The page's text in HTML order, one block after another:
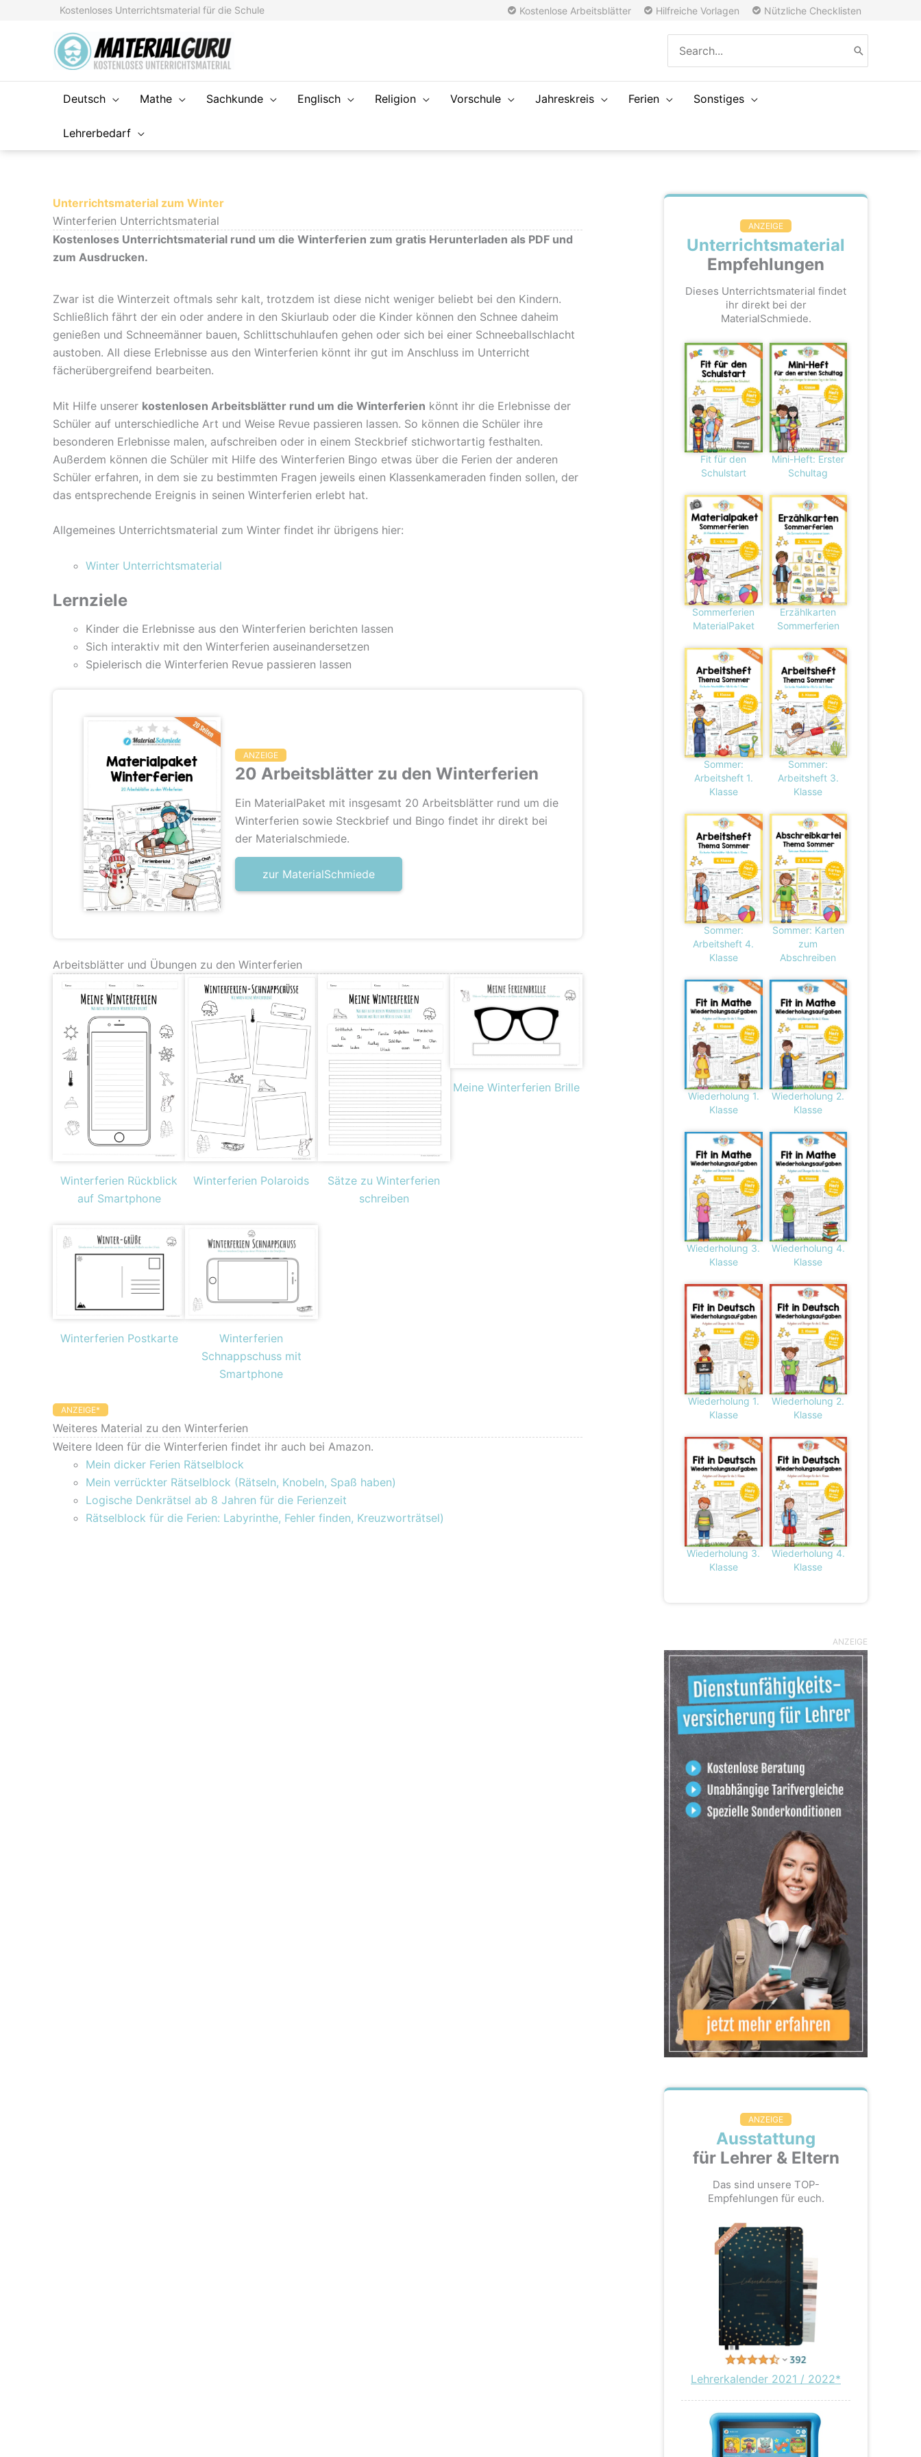
Kostenloses Unterrichtsmaterial für die Schule Kostenlose Arbeitsblätter Hilfreiche Vorlagen Nützliche Checklisten
for:
Deutsch Mathe Sachkunde Englisch Religion Vorschule Jahreskreis Ferien Sonstiges
Lehrerbedarf
Unterrichtsmaterial zum Winter
Winterferien Unterrichtsmaterial
Kostenloses Unterrichtsmaterial rund um die Winterferien zum gratis Herunterladen als PDF und
zum Ausdrucken.
Zwar ist die Winterzeit oftmals sehr kalt, trotzdem ist diese nicht weniger beliebt bei den Kindern.
Schließlich fährt der ein oder andere in den Skiurlaub oder die Kinder können den Schnee daheim
genießen und Schneemänner bauen, Schlittschuhlaufen gehen oder sich bei einer Schneeballschlacht
austoben. All diese Erlebnisse aus den Winterferien könnt ihr gut im Anschluss im Unterricht
fächerübergreifend bearbeiten.
Mit Hilfe unserer kostenlosen Arbeitsblätter rund um die Winterferien könnt ihr die Erlebnisse der
Schüler auf unterschiedliche Art und Weise Revue passieren lassen. So können die Schüler ihre
besonderen Erlebnisse malen, aufschreiben oder in einem Steckbrief stichwortartig festhalten.
Außerdem können die Schüler mit Hilfe des Winterferien Bingo etwas über die Ferien der anderen
Schüler erfahren, in dem sie zu bestimmten Fragen jeweils einen Klassenkameraden finden sollen, der
das entsprechende Ereignis in seinen Winterferien erlebt hat.
Allgemeines Unterrichtsmaterial zum Winter findet ihr übrigens hier:
Winter Unterrichtsmaterial
Lernziele
Kinder die Erlebnisse aus den Winterferien berichten lassen
Sich interaktiv mit den Winterferien auseinandersetzen
Spielerisch die Winterferien Revue passieren lassen
ANZEIGE
20 Arbeitsblätter zu den Winterferien
Ein MaterialPaket mit insgesamt 20 Arbeitsblätter rund um die
Winterferien sowie Steckbrief und Bingo findet ihr direkt bei
der Materialschmiede.
zur MaterialSchmiede
Arbeitsblätter und Übungen zu den Winterferien
Winterferien Rückblick
auf Smartphone
Winterferien Polaroids
Sätze zu Winterferien
schreiben
Meine Winterferien Brille
Winterferien Postkarte
Winterferien
Schnappschuss mit
Smartphone
ANZEIGE*
Weiteres Material zu den Winterferien
Weitere Ideen für die Winterferien findet ihr auch bei Amazon.
Mein dicker Ferien Rätselblock
Mein verrückter Rätselblock (Rätseln, Knobeln, Spaß haben)
Logische Denkrätsel ab 8 Jahren für die Ferienzeit
Rätselblock für die Ferien: Labyrinthe, Fehler finden, Kreuzworträtsel)
ANZEIGE
Unterrichtsmaterial
Empfehlungen
Dieses Unterrichtsmaterial findet
ihr direkt bei der
MaterialSchmiede.
Fit für den
Schulstart
Mini-Heft: Erster
Schultag
Sommerferien
MaterialPaket
Erzählkarten
Sommerferien
Sommer:
Arbeitsheft 1.
Klasse
Sommer:
Arbeitsheft 3.
Klasse
Sommer:
Arbeitsheft 4.
Klasse
Sommer: Karten
zum
Abschreiben
Wiederholung 1.
Klasse
Wiederholung 2.
Klasse
Wiederholung 3.
Klasse
Wiederholung 4.
Klasse
Wiederholung 1.
Klasse
Wiederholung 2.
Klasse
Wiederholung 3.
Klasse
Wiederholung 4.
Klasse
ANZEIGE
ANZEIGE
Ausstattung
für Lehrer & Eltern
Das sind unsere TOP-
Empfehlungen für euch.
Lehrerkalender 2021 / 2022*